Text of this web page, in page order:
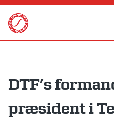
Skip
content
DTF’s
præsident i